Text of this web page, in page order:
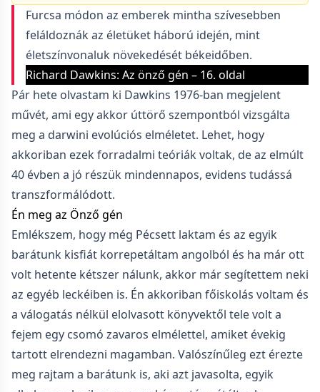
Furcsa módon az emberek mintha szívesebben
feláldoznák az életüket háború idején, mint
életszínvonaluk növekedését békeidőben.
Richard Dawkins: Az önző gén – 16. oldal
Pár hete olvastam ki Dawkins 1976-ban megjelent
művét, ami egy akkor úttörő szempontból vizsgálta
meg a darwini evolúciós elméletet. Lehet, hogy
akkoriban ezek forradalmi teóriák voltak, de az elmúlt
40 évben a jó részük mindennapos, evidens tudássá
transzformálódott.
Én meg az Önző gén
Emlékszem, hogy még Pécsett laktam és az egyik
barátunk kisfiát korrepetáltam angolból és ha már ott
volt hetente kétszer nálunk, akkor már segítettem neki
az egyéb leckéiben is. Én akkoriban főiskolás voltam és
a válogatás nélkül elolvasott könyvektől tele volt a
fejem egy csomó zavaros elmélettel, amiket évekig
tartott elrendezni magamban. Valószínűleg ezt érezte
meg rajtam a barátunk is, aki azt javasolta, egyik